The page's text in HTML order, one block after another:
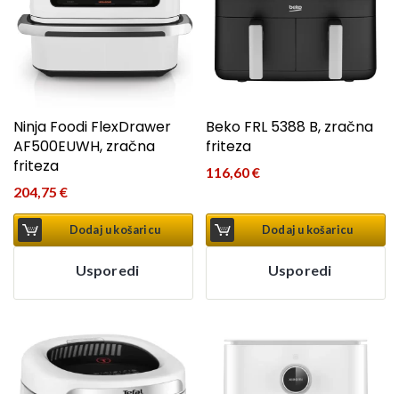
Ninja Foodi FlexDrawer
AF500EUWH, zračna
friteza
204,75 €
Dodaj u košaricu
Usporedi
Beko FRL 5388 B, zračna
friteza
116,60€
Dodaj u košaricu
Usporedi